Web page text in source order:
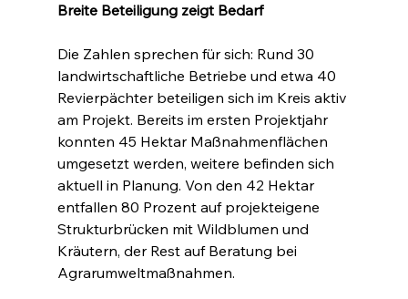
Breite Beteiligung zeigt Bedarf
Die Zahlen sprechen für sich: Rund 30
landwirtschaftliche Betriebe und etwa 40
Revierpächter beteiligen sich im Kreis aktiv
am Projekt. Bereits im ersten Projektjahr
konnten 45 Hektar Maßnahmenflächen
umgesetzt werden, weitere befinden sich
aktuell in Planung. Von den 42 Hektar
entfallen 80 Prozent auf projekteigene
Strukturbrücken mit Wildblumen und
Kräutern, der Rest auf Beratung bei
Agrarumweltmaßnahmen.